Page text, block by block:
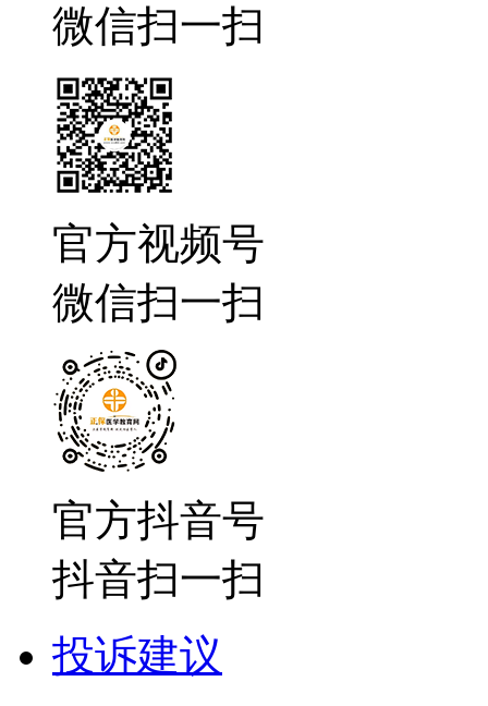
微信扫一扫
官方视频号
微信扫一扫
官方抖音号
抖音扫一扫
投诉建议